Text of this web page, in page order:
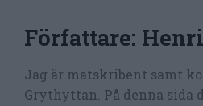
Författare:
Jag är matskribent samt
Grythyttan. På denna sida